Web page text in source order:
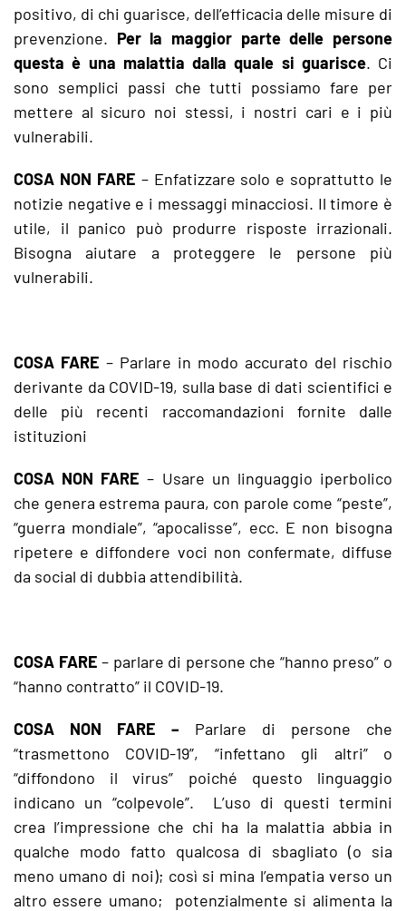
positivo, di chi guarisce, dell’efficacia delle misure di
prevenzione. Per la maggior parte delle persone
questa è una malattia dalla quale si guarisce. Ci
sono semplici passi che tutti possiamo fare per
mettere al sicuro noi stessi, i nostri cari e i più
vulnerabili.
COSA NON FARE – Enfatizzare solo e soprattutto le
notizie negative e i messaggi minacciosi. Il timore è
utile, il panico può produrre risposte irrazionali.
Bisogna aiutare a proteggere le persone più
vulnerabili.
COSA FARE – Parlare in modo accurato del rischio
derivante da COVID-19, sulla base di dati scientifici e
delle più recenti raccomandazioni fornite dalle
istituzioni
COSA NON FARE – Usare un linguaggio iperbolico
che genera estrema paura, con parole come “peste”,
“guerra mondiale”, “apocalisse”, ecc. E non bisogna
ripetere e diffondere voci non confermate, diffuse
da social di dubbia attendibilità.
COSA FARE – parlare di persone che “hanno preso” o
“hanno contratto” il COVID-19.
COSA NON FARE – Parlare di persone che
“trasmettono COVID-19”, “infettano gli altri” o
“diffondono il virus” poiché questo linguaggio
indicano un “colpevole”. L’uso di questi termini
crea l’impressione che chi ha la malattia abbia in
qualche modo fatto qualcosa di sbagliato (o sia
meno umano di noi); così si mina l’empatia verso un
altro essere umano; potenzialmente si alimenta la